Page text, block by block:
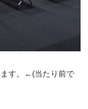
ます。←(当たり前で